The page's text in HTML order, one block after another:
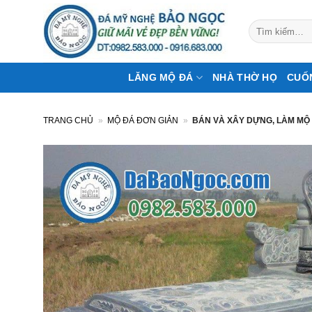
dung
Tìm
kiếm:
LĂNG MỘ ĐÁ NHÀ THỜ HỌ
TRANG CHỦ » MỘ ĐÁ ĐƠN GIẢN » BÁN VÀ XÂY DỰNG, LÀM